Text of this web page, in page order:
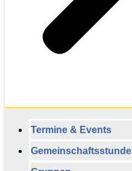
Termine & Events
Gemeinschaftsstunde